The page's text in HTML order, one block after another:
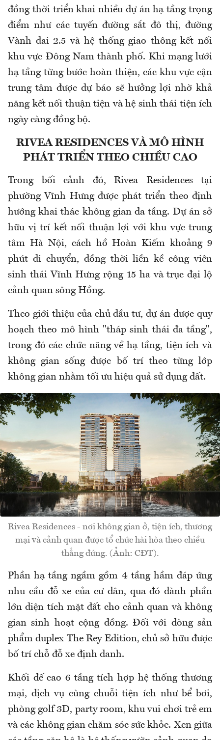
đồng thời triển khai nhiều dự án hạ tầng trọng
điểm như các tuyến đường sắt đô thị, đường
Vành đai 2.5 và hệ thống giao thông kết nối
khu vực Đông Nam thành phố. Khi mạng lưới
hạ tầng từng bước hoàn thiện, các khu vực cận
trung tâm được dự báo sẽ hưởng lợi nhờ khả
năng kết nối thuận tiện và hệ sinh thái tiện ích
ngày càng đồng bộ.
RIVEA RESIDENCES VÀ MÔ HÌNH
PHÁT TRIỂN THEO CHIỀU CAO
Trong bối cảnh đó, Rivea Residences tại
phường Vĩnh Hưng được phát triển theo định
hướng khai thác không gian đa tầng. Dự án sở
hữu vị trí kết nối thuận lợi với khu vực trung
tâm Hà Nội, cách hồ Hoàn Kiếm khoảng 9
phút di chuyển, đồng thời liền kề công viên
sinh thái Vĩnh Hưng rộng 15 ha và trục đại lộ
cảnh quan sông Hồng.
Theo giới thiệu của chủ đầu tư, dự án được quy
hoạch theo mô hình "tháp sinh thái đa tầng",
trong đó các chức năng về hạ tầng, tiện ích và
không gian sống được bố trí theo từng lớp
không gian nhằm tối ưu hiệu quả sử dụng đất.
Rivea Residences - nơi không gian ở, tiện ích, thương
mại và cảnh quan được tổ chức hài hòa theo chiều
thẳng đứng. (Ảnh: CĐT).
Phần hạ tầng ngầm gồm 4 tầng hầm đáp ứng
nhu cầu đỗ xe của cư dân, qua đó dành phần
lớn diện tích mặt đất cho cảnh quan và không
gian sinh hoạt cộng đồng. Đối với dòng sản
phẩm duplex The Rey Edition, chủ sở hữu được
bố trí chỗ đỗ xe định danh.
Khối đế cao 6 tầng tích hợp hệ thống thương
mại, dịch vụ cùng chuỗi tiện ích như bể bơi,
phòng golf 3D, party room, khu vui chơi trẻ em
và các không gian chăm sóc sức khỏe. Xen giữa